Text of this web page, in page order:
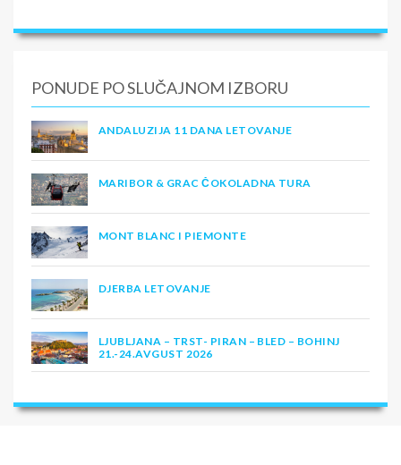
PONUDE PO SLUČAJNOM IZBORU
ANDALUZIJA 11 DANA LETOVANJE
MARIBOR & GRAC ČOKOLADNA TURA
MONT BLANC I PIEMONTE
DJERBA LETOVANJE
LJUBLJANA – TRST- PIRAN – BLED – BOHINJ
21.-24.AVGUST 2026